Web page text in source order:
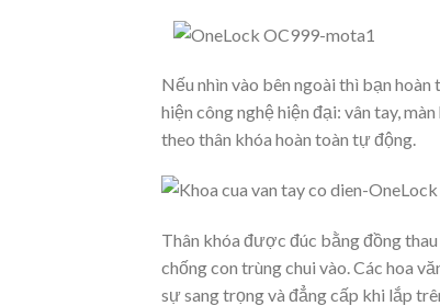
Nếu nhìn vào bên ngoài thì bạn
hiện công nghệ hiện đại: vân tay,
theo thân khóa hoàn toàn tự động.
Thân khóa được đúc bằng đồng
chống con trùng chui vào. Các hoa
sự sang trọng và đẳng cấp khi lắp